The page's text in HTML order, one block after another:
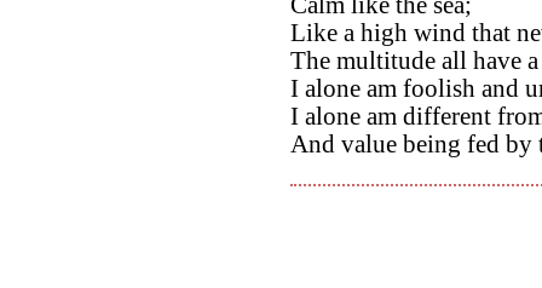
Like a high wind that
The multitude all have
I alone am foolish and
I alone am different
And value being fed by